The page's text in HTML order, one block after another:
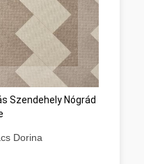
Szendehely Nógrád
Dorina